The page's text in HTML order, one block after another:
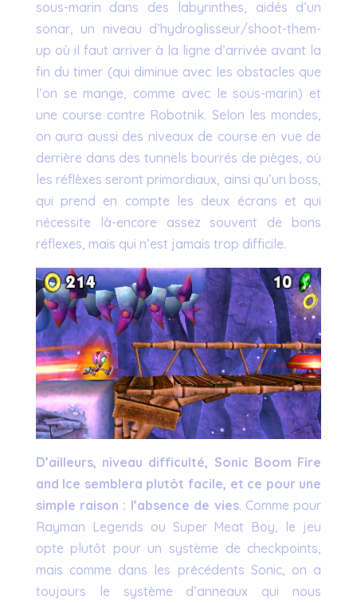
sous-marin dans des labyrinthes, aidés d’un
sonar, un niveau d’hydroglisseur/shoot-them-
up où il faut arriver à la ligne d’arrivée avant la
fin du timer (qui diminue avec les obstacles que
l’on se mange, comme avec le sous-marin) et
une course contre Robotnik. Selon les mondes,
on aura aussi des niveaux de course en vue de
derrière dans des tunnels bourrés de pièges, où
les réflèxes seront primordiaux, ainsi qu’un boss,
qui prend en compte les deux écrans et qui
nécessite là-encore assez souvent de bons
réflexes, mais qui n’est jamais trop difficile.
D’ailleurs, niveau difficulté, Sonic Boom Fire
and Ice semblera plutôt facile, et ce pour une
simple raison : l’absence de vies. Comme pour
Rayman Legends ou Super Meat Boy, le jeu
opte plutôt pour un système de checkpoints,
mais comme dans les précédents Sonic, on a
toujours le système d’anneaux qui nous